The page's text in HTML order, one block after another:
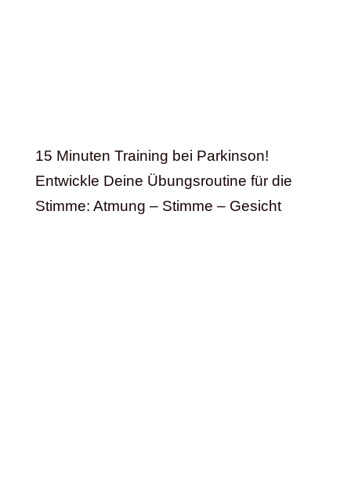
15 Minuten Training bei Parkinson!
Entwickle Deine Übungsroutine für die
Stimme: Atmung – Stimme – Gesicht